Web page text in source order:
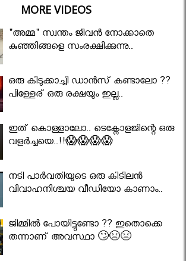
MORE VIDEOS
"അമ്മ" സ്വന്തം ജീവൻ നോക്കാതെ
കുഞ്ഞിങ്ങളെ സംരക്ഷിക്കുന്നു..
ഒരു കിടുക്കാച്ചി ഡാൻസ് കണ്ടാലോ ??
പിള്ളേര് ഒരു രക്ഷയും ഇല്ല..
ഇത് കൊള്ളാലോ.. ടെക്നോളജിന്റെ ഒരു
വളർച്ചയെ..!!😱😱😱😱
നടി പാർവതിയുടെ ഒരു കിടിലൻ
വിവാഹനിശ്ചയ വീഡിയോ കാണാം..
ജിമ്മിൽ പോയിട്ടുണ്ടോ ?? ഇതൊക്കെ
തന്നാണ് അവസ്ഥാ 🙄😣😣